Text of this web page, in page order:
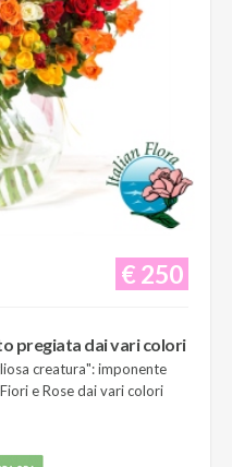
€ 250
pregiata dai vari colori
creatura": imponente
e Rose dai vari colori